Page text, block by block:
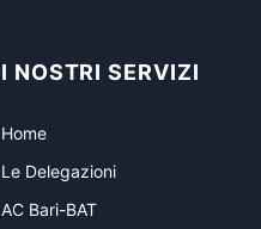
I NOSTRI SERVIZI
Home
Le Delegazioni
AC Bari-BAT